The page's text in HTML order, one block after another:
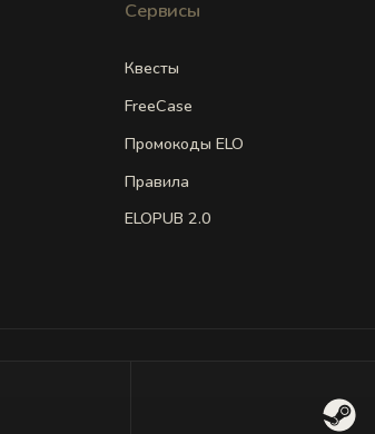
Сервисы
Квесты
FreeCase
Промокоды ELO
Правила
ELOPUB 2.0